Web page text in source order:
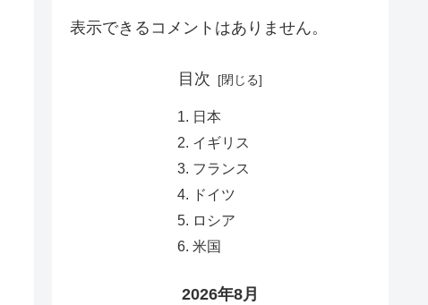
表示できるコメントはありません。
目次
日本
イギリス
フランス
ドイツ
ロシア
米国
2026年8月